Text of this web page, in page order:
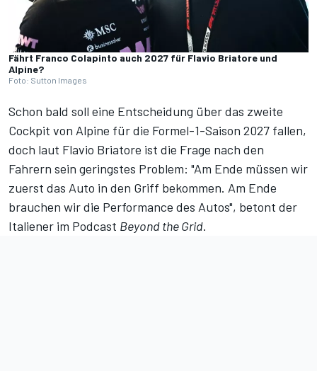
Fährt Franco Colapinto auch 2027 für Flavio Briatore und
Alpine?
Foto: Sutton Images
Schon bald soll eine Entscheidung über das zweite
Cockpit von Alpine für die Formel-1-Saison 2027 fallen,
doch laut Flavio Briatore ist die Frage nach den
Fahrern sein geringstes Problem: "Am Ende müssen wir
zuerst das Auto in den Griff bekommen. Am Ende
brauchen wir die Performance des Autos", betont der
Italiener im Podcast Beyond the Grid.